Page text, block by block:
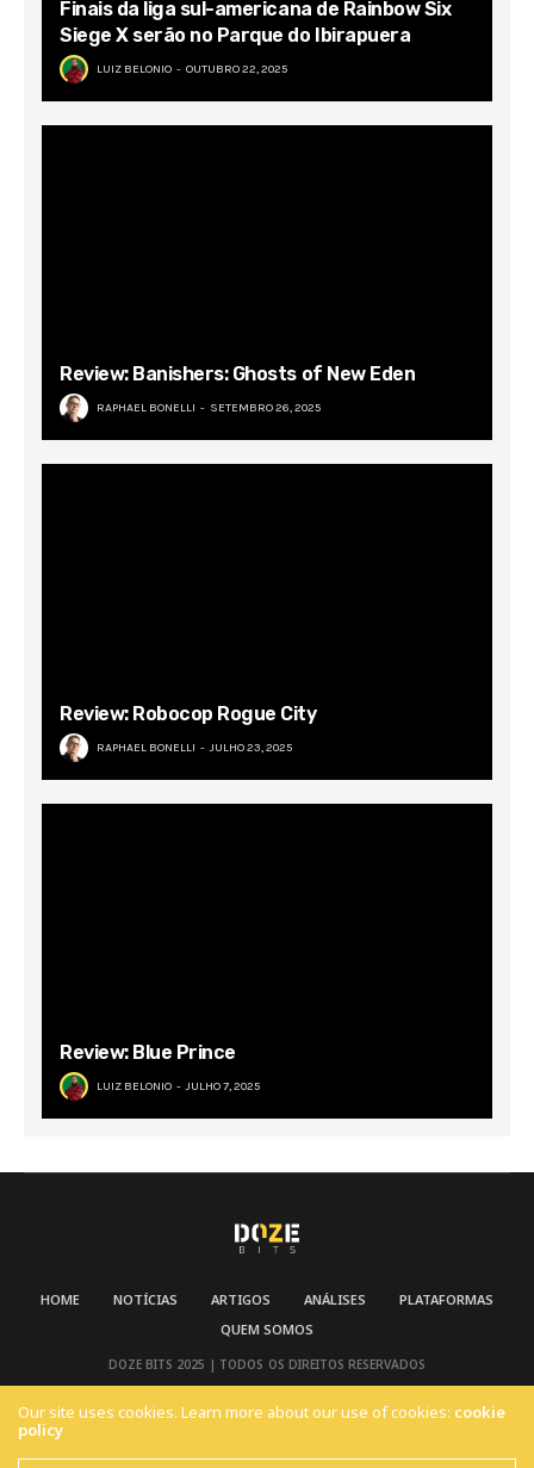
Finais da liga sul-americana de Rainbow Six
Siege X serão no Parque do Ibirapuera
LUIZ BELONIO OUTUBRO 22, 2025
Review: Banishers: Ghosts of New Eden
RAPHAEL BONELLI SETEMBRO 26, 2025
Review: Robocop Rogue City
RAPHAEL BONELLI JULHO 23, 2025
Review: Blue Prince
LUIZ BELONIO JULHO 7, 2025
HOME NOTÍCIAS ARTIGOS ANÁLISES
PLATAFORMAS
QUEM SOMOS
DOZE BITS 2025 | TODOS OS DIREITOS RESERVADOS
Our site uses cookies. Learn more about our use of cookies: cookie
policy